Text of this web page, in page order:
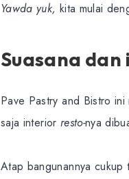
Yawda yuk, kita mulai
Suasana
Pave Pastry and Bistro
saja interior resto-nya
Atap bangunannya